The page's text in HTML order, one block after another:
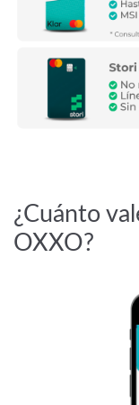
¿Cuánto
OXXO?